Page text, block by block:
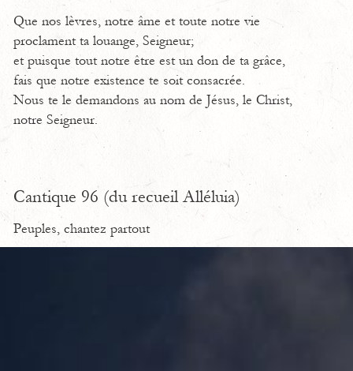
Que nos lèvres, notre âme et toute notre vie
proclament ta louange, Seigneur;
et puisque tout notre être est un don de ta grâce,
fais que notre existence te soit consacrée.
Nous te le demandons au nom de Jésus, le Christ,
notre Seigneur.
Cantique 96 (du recueil Alléluia)
Peuples, chantez partout